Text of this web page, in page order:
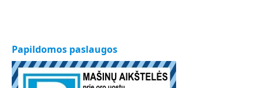
Papildomos paslaugos